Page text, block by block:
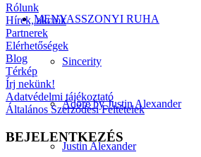
MENYASSZONYI RUHA
Sincerity
Adore by Justin Alexander
Justin Alexander
Rólunk
Hírek, akciók
Partnerek
Elérhetőségek
Blog
Térkép
Írj nekünk!
Adatvédelmi tájékoztató
Általános Szerződési Feltételek
BEJELENTKEZÉS